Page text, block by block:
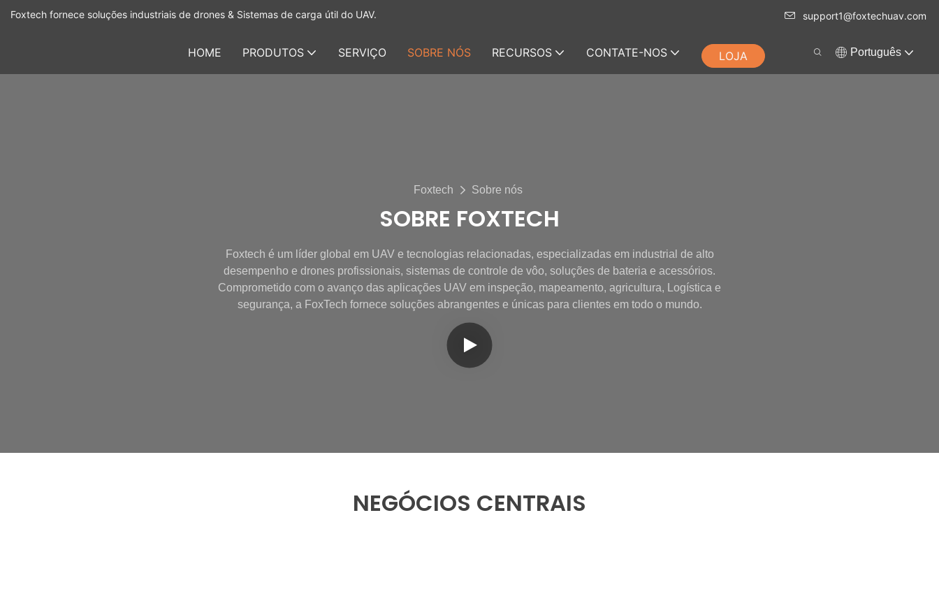
Foxtech fornece soluções industriais de drones & Sistemas de carga útil do UAV. support1@foxtechuav.com
HOME PRODUTOS SERVIÇO SOBRE NÓS RECURSOS CONTATE-NOS LOJA Português
Foxtech Sobre nós
SOBRE FOXTECH
Foxtech é um líder global em UAV e tecnologias relacionadas, especializadas em industrial de alto
desempenho e drones profissionais, sistemas de controle de vôo, soluções de bateria e acessórios.
Comprometido com o avanço das aplicações UAV em inspeção, mapeamento, agricultura, Logística e
segurança, a FoxTech fornece soluções abrangentes e únicas para clientes em todo o mundo.
NEGÓCIOS CENTRAIS